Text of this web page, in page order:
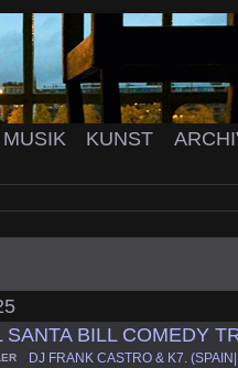
MUSIK KUNST
SANTA BILL COMEDY
DJ FRANK CASTRO & K7.